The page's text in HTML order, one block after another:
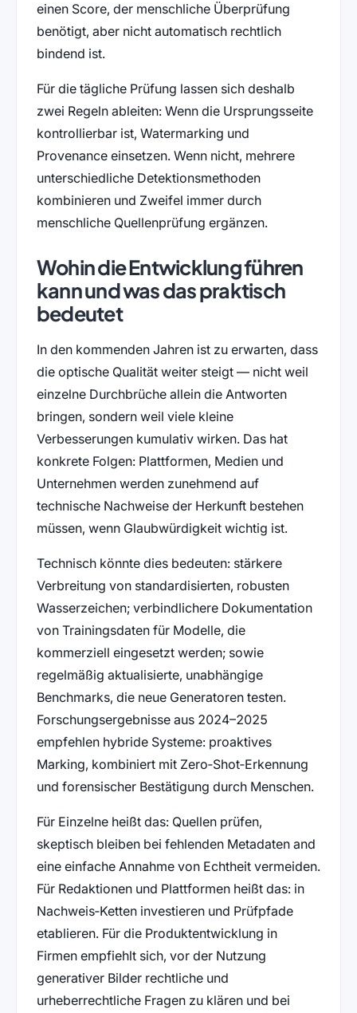
einen Score, der menschliche Überprüfung
benötigt, aber nicht automatisch rechtlich
bindend ist.
Für die tägliche Prüfung lassen sich deshalb
zwei Regeln ableiten: Wenn die Ursprungsseite
kontrollierbar ist, Watermarking und
Provenance einsetzen. Wenn nicht, mehrere
unterschiedliche Detektionsmethoden
kombinieren und Zweifel immer durch
menschliche Quellenprüfung ergänzen.
Wohin die Entwicklung führen
kann und was das praktisch
bedeutet
In den kommenden Jahren ist zu erwarten, dass
die optische Qualität weiter steigt — nicht weil
einzelne Durchbrüche allein die Antworten
bringen, sondern weil viele kleine
Verbesserungen kumulativ wirken. Das hat
konkrete Folgen: Plattformen, Medien und
Unternehmen werden zunehmend auf
technische Nachweise der Herkunft bestehen
müssen, wenn Glaubwürdigkeit wichtig ist.
Technisch könnte dies bedeuten: stärkere
Verbreitung von standardisierten, robusten
Wasserzeichen; verbindlichere Dokumentation
von Trainingsdaten für Modelle, die
kommerziell eingesetzt werden; sowie
regelmäßig aktualisierte, unabhängige
Benchmarks, die neue Generatoren testen.
Forschungsergebnisse aus 2024–2025
empfehlen hybride Systeme: proaktives
Marking, kombiniert mit Zero‑Shot‑Erkennung
und forensischer Bestätigung durch Menschen.
Für Einzelne heißt das: Quellen prüfen,
skeptisch bleiben bei fehlenden Metadaten and
eine einfache Annahme von Echtheit vermeiden.
Für Redaktionen und Plattformen heißt das: in
Nachweis‑Ketten investieren und Prüfpfade
etablieren. Für die Produktentwicklung in
Firmen empfiehlt sich, vor der Nutzung
generativer Bilder rechtliche und
urheberrechtliche Fragen zu klären und bei